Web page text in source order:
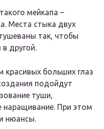
мейкапа –
Места стыка двух
так, чтобы
другой.
больших глаз
подойдут
туши,
наращивание. При этом
нюансы.